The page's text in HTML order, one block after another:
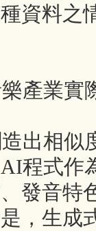
資料之
產業實
出相似
程式作
發音特
，生成